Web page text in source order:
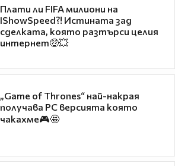
Плати ли FIFA милиони на
IShowSpeed?! Истината зад
сделката, която разтърси целия
интернет🤑💥
„Game of Thrones“ най-накрая
получава PC версията която
чакахме🎮🤩